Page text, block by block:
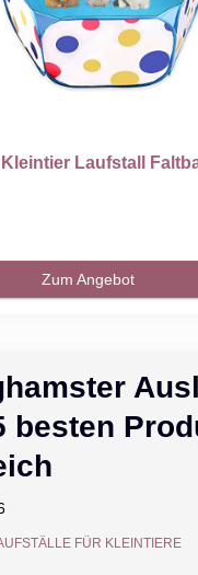
besten
FÜR KLEINTIERE
Laufstall
Zum Angebot